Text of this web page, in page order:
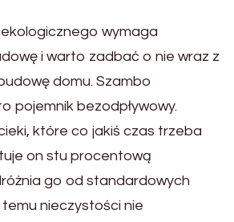
wymaga
i warto zadbać o nie wraz z
domu. Szambo
pojemnik bezodpływowy.
które co jakiś czas trzeba
on stu procentową
go od standardowych
temu nieczystości nie